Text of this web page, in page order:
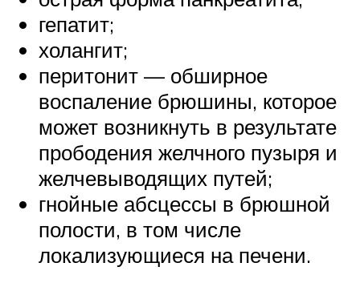
гепатит;
холангит;
перитонит — обширное
воспаление брюшины, которое
может возникнуть в результате
прободения желчного пузыря и
желчевыводящих путей;
гнойные абсцессы в брюшной
полости, в том числе
локализующиеся на печени.